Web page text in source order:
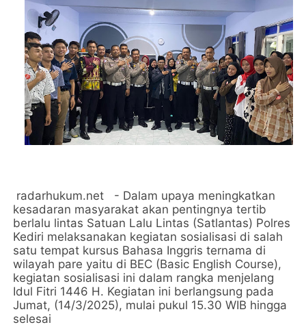
radarhukum.net - Dalam upaya meningkatkan
kesadaran masyarakat akan pentingnya tertib
berlalu lintas Satuan Lalu Lintas (Satlantas) Polres
Kediri melaksanakan kegiatan sosialisasi di salah
satu tempat kursus Bahasa Inggris ternama di
wilayah pare yaitu di BEC (Basic English Course),
kegiatan sosialisasi ini dalam rangka menjelang
Idul Fitri 1446 H. Kegiatan ini berlangsung pada
Jumat, (14/3/2025), mulai pukul 15.30 WIB hingga
selesai